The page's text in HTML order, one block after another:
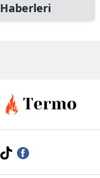
Haberleri